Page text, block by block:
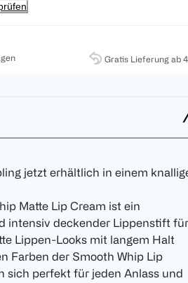
Gratis Lieferung ab
jetzt erhältlich in einem
Matte Lip Cream ist ein
intensiv deckender Lippenstift für
Lippen-Looks mit langem Halt
Farben der Smooth Whip Lip
sich perfekt für jeden Anlass und